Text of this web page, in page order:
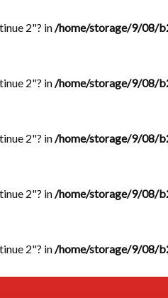
2"? in/home/storage/9/08/
2"? in/home/storage/9/08/
2"? in/home/storage/9/08/
2"? in/home/storage/9/08/
2"? in/home/storage/9/08/